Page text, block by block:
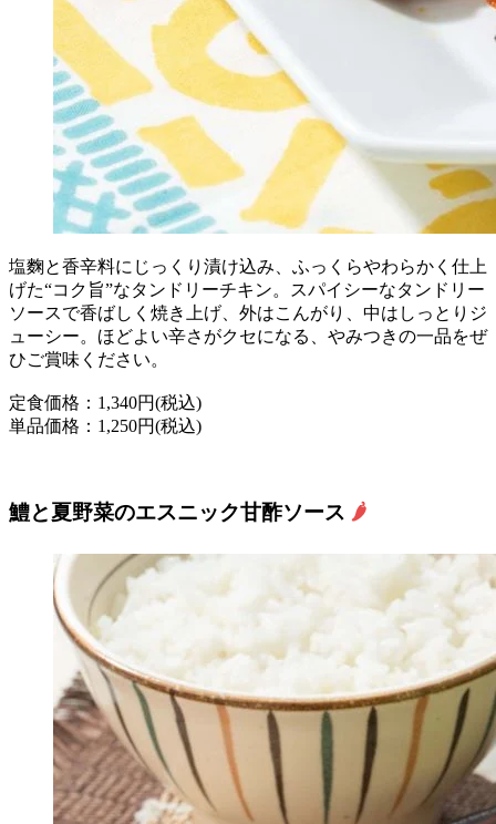
塩麴と香辛料にじっくり漬け込み、ふっくらやわらかく仕上
げた“コク旨”なタンドリーチキン。スパイシーなタンドリー
ソースで香ばしく焼き上げ、外はこんがり、中はしっとりジ
ューシー。ほどよい辛さがクセになる、やみつきの一品をぜ
ひご賞味ください。
定食価格：1,340円(税込)
単品価格：1,250円(税込)
鱧と夏野菜のエスニック甘酢ソース 🌶